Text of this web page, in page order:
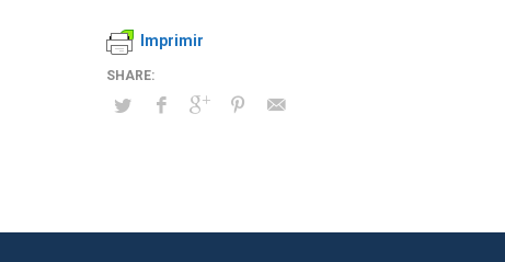
Imprimir